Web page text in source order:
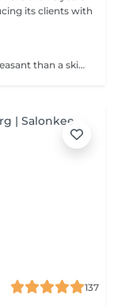
its clients with
A frequently flaked skin is not only more pleasant than a skin dries and squameuse, but also appears in better health, absorbs more the moisturizing agents, is more supple ang young rest much longer. The gumming eliminates cells died from the skin, pores so loosened absorb much more easily creams of care and essences.
137